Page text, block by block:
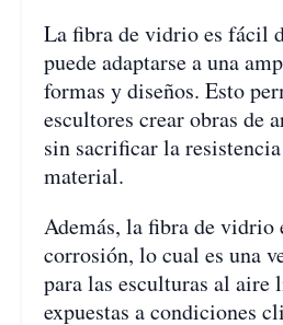
La fibra de vidrio es fácil
puede adaptarse a una
formas y diseños. Esto
escultores crear obras de
sin sacrificar la
material.
Además, la fibra de vidrio
corrosión, lo cual es una
para las esculturas al aire
expuestas a condiciones